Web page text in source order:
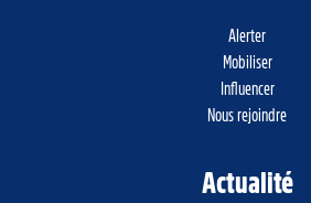
Alerter
Mobiliser
Influencer
Nous rejoindre
Actualité